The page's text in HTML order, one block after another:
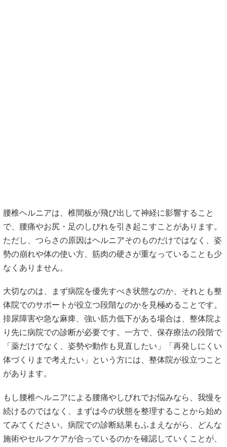
腰椎ヘルニアは、椎間板が飛び出して神経に影響すること
で、腰痛やお尻・足のしびれを引き起こすことがあります。
ただし、つらさの原因はヘルニアそのものだけではなく、姿
勢の崩れや体の使い方、筋肉の硬さが重なっていることも少
なくありません。
大切なのは、まず病院を優先すべき状態なのか、それとも整
体院でのサポートが役立つ段階なのかを見極めることです。
排尿障害や急な麻痺、強い筋力低下がある場合は、整体院よ
り先に病院での診断が必要です。一方で、保存療法の段階で
「薬だけでなく、姿勢や動作も見直したい」「再発しにくい
体づくりまで考えたい」という方には、整体院が役立つこと
があります。
もし腰椎ヘルニアによる腰痛やしびれでお悩みなら、我慢を
続けるのではなく、まずは今の状態を整理することから始め
てみてください。病院での診断結果もふまえながら、どんな
施術やセルフケアが合っているのかを確認していくことが、